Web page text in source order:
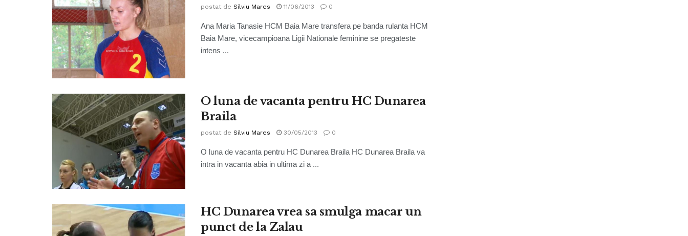
postat de Silviu Mares 11/06/2013 0
Ana Maria Tanasie HCM Baia Mare transfera pe banda rulanta HCM
Baia Mare, vicecampioana Ligii Nationale feminine se pregateste
intens ...
O luna de vacanta pentru HC Dunarea
Braila
postat de Silviu Mares 30/05/2013 0
O luna de vacanta pentru HC Dunarea Braila HC Dunarea Braila va
intra in vacanta abia in ultima zi a ...
HC Dunarea vrea sa smulga macar un
punct de la Zalau